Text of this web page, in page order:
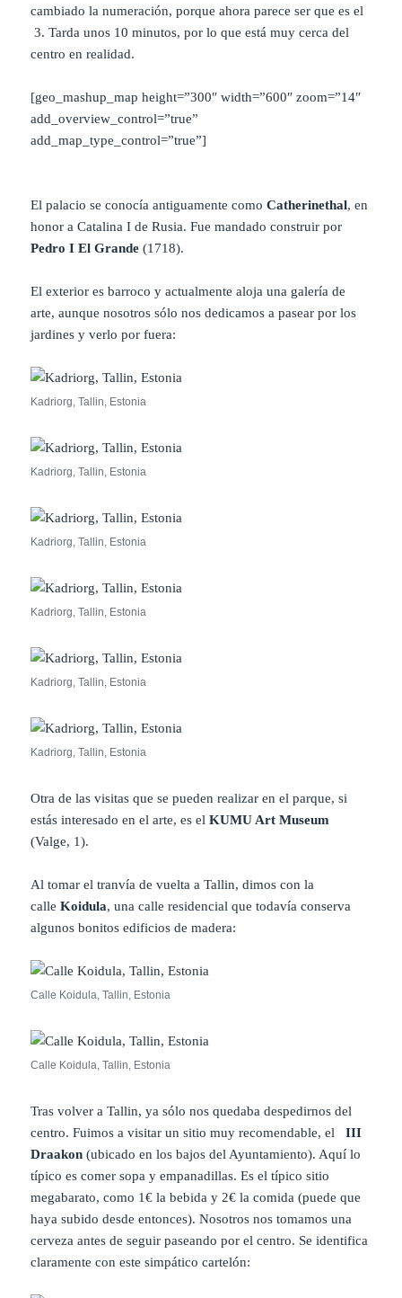
cambiado la numeración, porque ahora parece ser que es el
3. Tarda unos 10 minutos, por lo que está muy cerca del
centro en realidad.
[geo_mashup_map height=”300″ width=”600″ zoom=”14″
add_overview_control=”true”
add_map_type_control=”true”]
El palacio se conocía antiguamente comoCatherinethal, en
honor a Catalina I de Rusia. Fue mandado construir por
Pedro I El Grande (1718).
El exterior es barroco y actualmente aloja una galería de
arte, aunque nosotros sólo nos dedicamos a pasear por los
jardines y verlo por fuera:
Kadriorg, Tallin, Estonia
Kadriorg, Tallin, Estonia
Kadriorg, Tallin, Estonia
Kadriorg, Tallin, Estonia
Kadriorg, Tallin, Estonia
Kadriorg, Tallin, Estonia
Otra de las visitas que se pueden realizar en el parque, si
estás interesado en el arte, es elKUMU Art Museum
(Valge, 1).
Al tomar el tranvía de vuelta a Tallin, dimos con la
calleKoidula, una calle residencial que todavía conserva
algunos bonitos edificios de madera:
Calle Koidula, Tallin, Estonia
Calle Koidula, Tallin, Estonia
Tras volver a Tallin, ya sólo nos quedaba despedirnos del
centro. Fuimos a visitar un sitio muy recomendable, el
III
Draakon (ubicado en los bajos del Ayuntamiento). Aquí lo
típico es comer sopa y empanadillas. Es el típico sitio
megabarato, como 1€ la bebida y 2€ la comida (puede que
haya subido desde entonces). Nosotros nos tomamos una
cerveza antes de seguir paseando por el centro. Se identifica
claramente con este simpático cartelón: